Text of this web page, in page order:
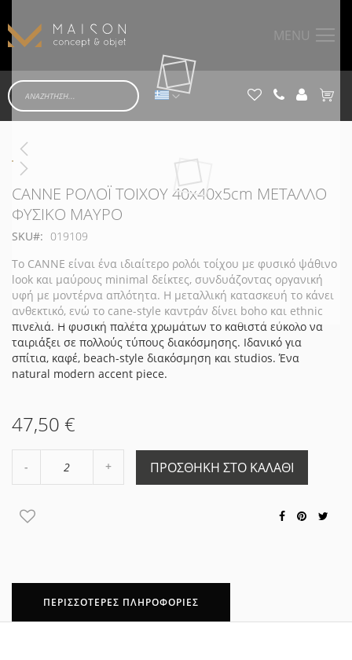
MENU
Γλώσσα
Μετάβαση
στο
τέλος
της
συλλογής
εικόνων
Μετάβαση
στην
αρχή
της
εικόνων
CANNE ΡΟΛΟΪ ΤΟΙΧΟΥ 40x40x5cm ΜΕΤΑΛΛΟ
ΦΥΣΙΚΟ ΜΑΥΡΟ
SKU
019109
Το CANNE είναι ένα ιδιαίτερο ρολόι τοίχου με φυσικό ψάθινο
look και μαύρους minimal δείκτες, συνδυάζοντας οργανική
υφή με μοντέρνα απλότητα. Η μεταλλική κατασκευή το κάνει
ανθεκτικό, ενώ το cane-style καντράν δίνει boho και ethnic
πινελιά. Η φυσική παλέτα χρωμάτων το καθιστά εύκολο να
ταιριάξει σε πολλούς τύπους διακόσμησης. Ιδανικό για
σπίτια, καφέ, beach-style διακόσμηση και studios. Ένα
natural modern accent piece.
47,50 €
κατά
2
Αύξηση
ΠΡΟΣΘΉΚΗ ΣΤΟ ΚΑΛΆΘΙ
ΠΕΡΙΣΣΌΤΕΡΕΣ ΠΛΗΡΟΦΟΡΊΕΣ